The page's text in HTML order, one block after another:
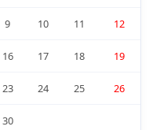
9 10 11 12
16 17 18 19
23 24 25 26
30